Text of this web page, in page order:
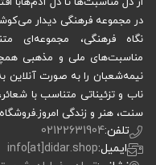
در مجموعه فرهنگی دیدار
نگاه فرهنگی، مجموعه‌ای
مناسبت‌های ملی و مذهبی
نیمه‌شعبان را به صورت آنلاین
ناب و تزئیناتی متناسب با
سنت، هنر و زندگی امروز.فروشگاه
تلفن:02122631904
ایمیل:info[at]didar.shop